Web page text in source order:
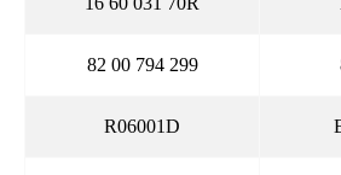
82 00 794 299
R06001D